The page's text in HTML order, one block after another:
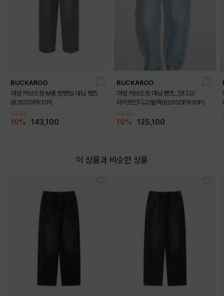
BUCKAROO
여성 커브드핏 M톤 반밴딩 데님 팬츠
(B265DP831P)
10% 143,100
BUCKAROO
여성 커브드핏 데님 팬츠_인디고/
라이트인디고/블랙(B265DP830P)
10% 125,100
이 상품과 비슷한 상품